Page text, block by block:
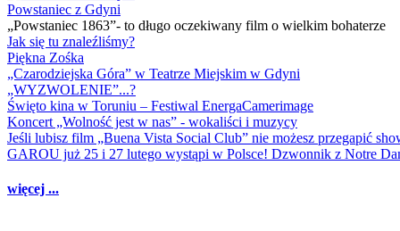
Powstaniec z Gdyni
„Powstaniec 1863”- to długo oczekiwany film o wielkim bohaterze
Jak się tu znaleźliśmy?
Piękna Zośka
„Czarodziejska Góra” w Teatrze Miejskim w Gdyni
„WYZWOLENIE”...?
Święto kina w Toruniu – Festiwal EnergaCamerimage
Koncert „Wolność jest w nas” - wokaliści i muzycy
Jeśli lubisz film „Buena Vista Social Club” nie możesz przegapić
GAROU już 25 i 27 lutego wystąpi w Polsce! Dzwonnik z Notre
więcej ...